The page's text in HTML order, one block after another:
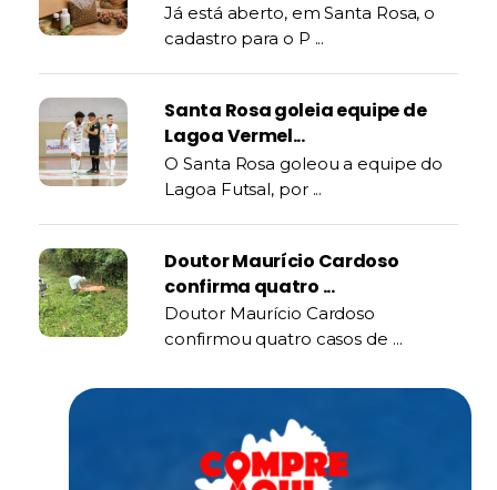
Já está aberto, em Santa Rosa, o
cadastro para o P ...
Santa Rosa goleia equipe de
Lagoa Vermel...
O Santa Rosa goleou a equipe do
Lagoa Futsal, por ...
Doutor Maurício Cardoso
confirma quatro ...
Doutor Maurício Cardoso
confirmou quatro casos de ...